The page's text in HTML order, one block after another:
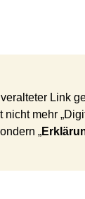
Link
mehr
„